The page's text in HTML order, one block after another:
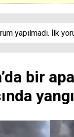
yapılmadı. İlk
bir